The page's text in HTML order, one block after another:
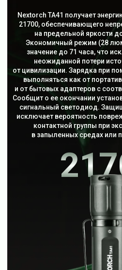
Nextorch TA41 получает
21700, обеспечивающего
на предельной яркости
Экономичный режим (28
значение до 71 часа, что
неожиданной потери
от цивилизации. Зарядка при
выполняться как от
и от бытовых адаптеров с
Сообщит о ее окончании
сигнальный светодиод.
исключает вероятность
контактной группы при
в запыленных средах или